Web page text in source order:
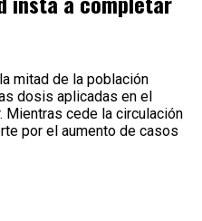
mitad de la población
dosis aplicadas en el
Mientras cede la circulación
por el aumento de casos